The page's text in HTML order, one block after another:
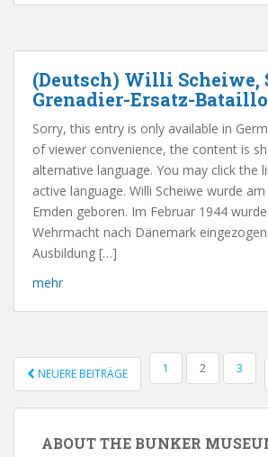
(Deutsch) Willi Scheiwe,
Grenadier-Ersatz-
Sorry, this entry is only available in
of viewer convenience, the content is
alternative language. You may click the
active language. Willi Scheiwe wurde
Emden geboren. Im Februar 1944
Wehrmacht nach Dänemark
Ausbildung […]
mehr
POSTS NAVIGATION
NEUERE BEITRÄGE 1 2 3
ABOUT THE BUNKER